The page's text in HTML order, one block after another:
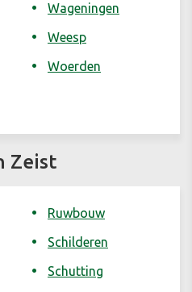
Wageningen
Weesp
Woerden
Zeist
Ruwbouw
Schilderen
Schutting